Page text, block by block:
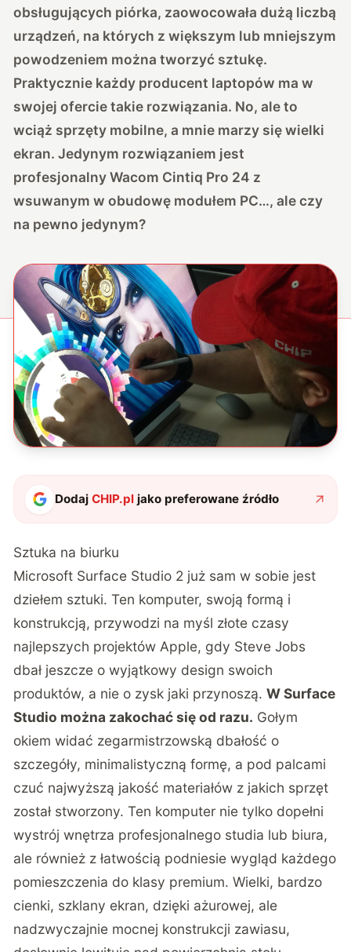
obsługujących piórka, zaowocowała dużą liczbą
urządzeń, na których z większym lub mniejszym
powodzeniem można tworzyć sztukę.
Praktycznie każdy producent laptopów ma w
swojej ofercie takie rozwiązania. No, ale to
wciąż sprzęty mobilne, a mnie marzy się wielki
ekran. Jedynym rozwiązaniem jest
profesjonalny Wacom Cintiq Pro 24 z
wsuwanym w obudowę modułem PC…, ale czy
na pewno jedynym?
DodajCHIP.pl jako preferowane źródło
Sztuka na biurku
Microsoft Surface Studio 2 już sam w sobie jest
dziełem sztuki. Ten komputer, swoją formą i
konstrukcją, przywodzi na myśl złote czasy
najlepszych projektów Apple, gdy Steve Jobs
dbał jeszcze o wyjątkowy design swoich
produktów, a nie o zysk jaki przynoszą.W Surface
Studio można zakochać się od razu. Gołym
okiem widać zegarmistrzowską dbałość o
szczegóły, minimalistyczną formę, a pod palcami
czuć najwyższą jakość materiałów z jakich sprzęt
został stworzony. Ten komputer nie tylko dopełni
wystrój wnętrza profesjonalnego studia lub biura,
ale również z łatwością podniesie wygląd każdego
pomieszczenia do klasy premium. Wielki, bardzo
cienki, szklany ekran, dzięki ażurowej, ale
nadzwyczajnie mocnej konstrukcji zawiasu,